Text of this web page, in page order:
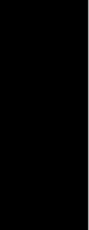
y conocer tus puntos
película
al mundo
de acción y